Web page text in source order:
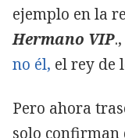
ejemplo en la
Hermano VIP.,
no él, el rey de
Pero ahora
solo confirman